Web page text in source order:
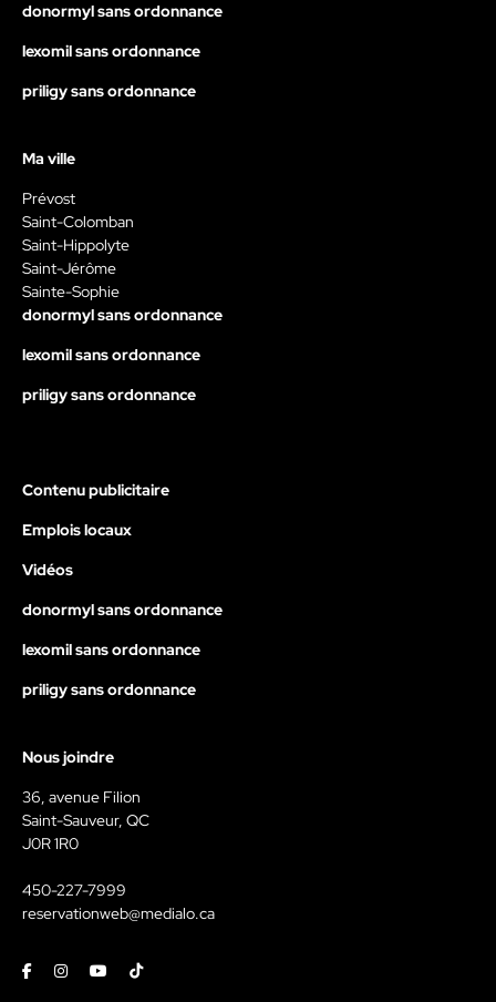
donormyl sans ordonnance
lexomil sans ordonnance
priligy sans ordonnance
Ma ville
Prévost
Saint-Colomban
Saint-Hippolyte
Saint-Jérôme
Sainte-Sophie
donormyl sans ordonnance
lexomil sans ordonnance
priligy sans ordonnance
Contenu publicitaire
Emplois locaux
Vidéos
donormyl sans ordonnance
lexomil sans ordonnance
priligy sans ordonnance
Nous joindre
36, avenue Filion
Saint-Sauveur, QC
J0R 1R0
450-227-7999
reservationweb@medialo.ca
FacebookInstagramYoutubeTiktok